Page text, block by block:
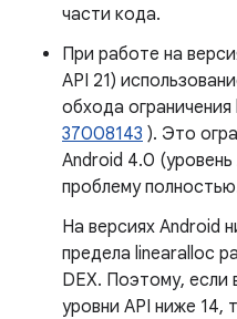
части кода.
При работе на
API 21)
обхода
37008143 ). Это
Android 4.0
проблему
На версиях Android
предела linearalloc
DEX. Поэтому, если
уровни API ниже 14,